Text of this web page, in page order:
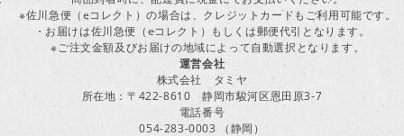
※佐川急便（eコレクト）の場合は、クレジットカードもご利用可能です。
・お届けは佐川急便（eコレクト）もしくは郵便代引となります。
※ご注文金額及びお届けの地域によって自動選択となります。
運営会社
株式会社 タミヤ
所在地：〒422-8610 静岡市駿河区恩田原3-7
電話番号
054-283-0003 （静岡）